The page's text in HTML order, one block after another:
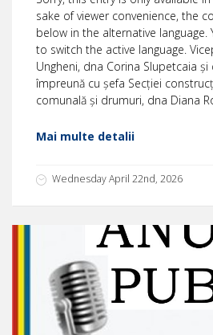
sake of viewer convenience, the
below in the alternative language.
to switch the active language.
Ungheni, dna Corina Slupetcaia și
împreună cu șefa Secției
comunală și drumuri, dna Diana
Mai multe detalii
Wednesday April 22nd, 2026